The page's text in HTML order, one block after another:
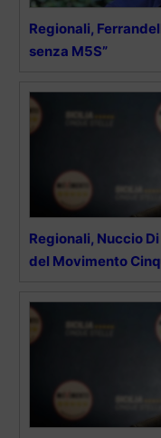
Regionali,
senza M5S”
Regionali, Nuccio
del Movimento